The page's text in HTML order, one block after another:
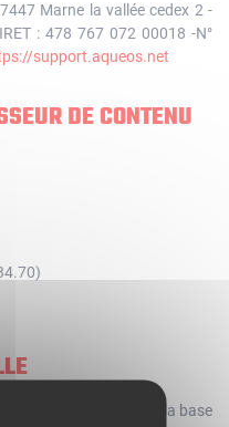
Marne la vallée cedex 2 -
: 478 767 072 00018 -N°
support.aqueos.net
DE CONTENU
graphique, les textes, la base